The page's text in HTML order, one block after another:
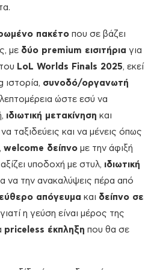
πακέτο που σε βάζει
με δύο premium εισιτήρια για
LoL Worlds Finals 2025, εκεί
ιστορία, συνοδό/οργανωτή
ώστε εσύ να
ιδιωτική μετακίνηση και
να ταξιδεύεις και να μένεις όπως
welcome δείπνο με την άφιξή
υποδοχή με στυλ, ιδιωτική
να την ανακαλύψεις πέρα από
απόγευμα και δείπνο σε
γιατί η γεύση είναι μέρος της
priceless έκπληξη που θα σε